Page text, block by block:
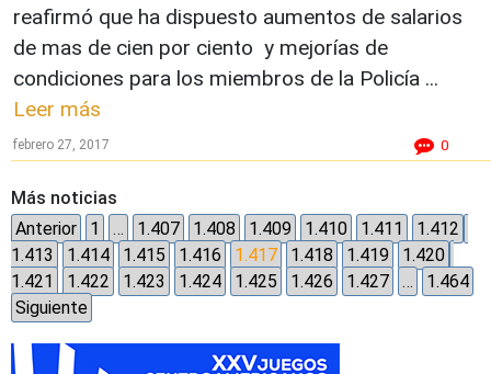
reafirmó que ha dispuesto aumentos de salarios
de mas de cien por ciento y mejorías de
condiciones para los miembros de la Policía ...
Leer más
febrero 27, 2017 0
Más noticias
Anterior
1 … 1.407 1.408 1.409 1.410 1.411
1.412
1.413
1.414 1.415 1.416 1.417 1.418 1.419
1.420
1.421
1.422 1.423 1.424 1.425 1.426 1.427 …
1.464
Siguiente